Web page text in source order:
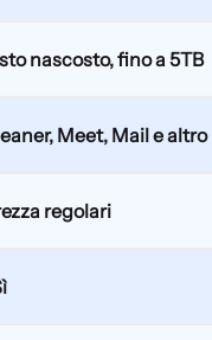
nascosto, fino a 5TB
Meet, Mail e altro
regolari